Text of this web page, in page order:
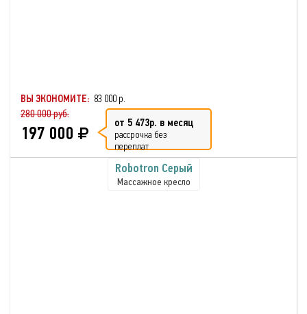
ВЫ ЭКОНОМИТЕ: 83 000 р.
280 000 руб.
197 000 от 5 473р. в месяц
рассрочка без
переплат
Robotron Серый
Массажное кресло